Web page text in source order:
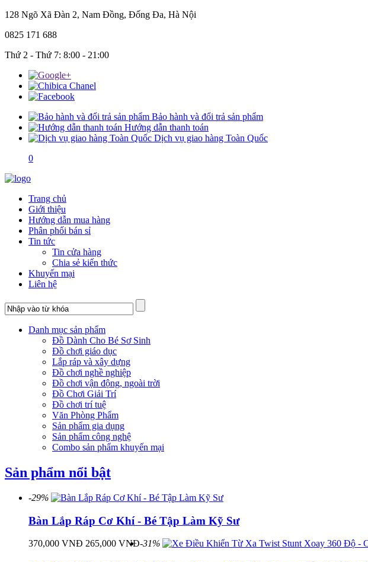
128 Ngõ Xã Đàn 2, Nam Đồng, Đống Đa, Hà Nội
0825 171 688
Thứ 2 - Thứ 7: 8:00 - 21:00
Bảo hành và đổi trả sản phẩm
Hướng dẫn thanh toán
Dịch vụ giao hàng Toàn Quốc
0
Trang chủ
Giới thiệu
Hướng dẫn mua hàng
Phân phối bán sỉ
Tin tức
Tin cửa hàng
Chia sẻ kiến thức
Khuyến mại
Liên hệ
Danh mục sản phẩm
Đồ Dành Cho Bé Sơ Sinh
Đồ chơi giáo dục
Lắp ráp và xây dựng
Đồ chơi nghề nghiệp
Đồ chơi vận động, ngoài trời
Đồ Chơi Giải Trí
Đồ chơi trí tuệ
Văn Phòng Phẩm
Sản phẩm gia dụng
Sản phẩm công nghệ
Combo sản phẩm khuyến mại
Sản phẩm nổi bật
-29%
Bàn Lắp Ráp Cơ Khí - Bé Tập Làm Kỹ Sư
370,000 VNĐ 265,000 VNĐ-31%